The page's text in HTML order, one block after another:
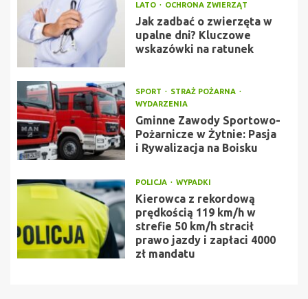
LATO OCHRONA ZWIERZĄT
Jak zadbać o zwierzęta w
upalne dni? Kluczowe
wskazówki na ratunek
SPORT
STRAŻ POŻARNA
WYDARZENIA
Gminne Zawody Sportowo-
Pożarnicze w Żytnie: Pasja
i Rywalizacja na Boisku
POLICJA WYPADKI
Kierowca z rekordową
prędkością 119 km/h w
strefie 50 km/h stracił
prawo jazdy i zapłaci 4000
zł mandatu